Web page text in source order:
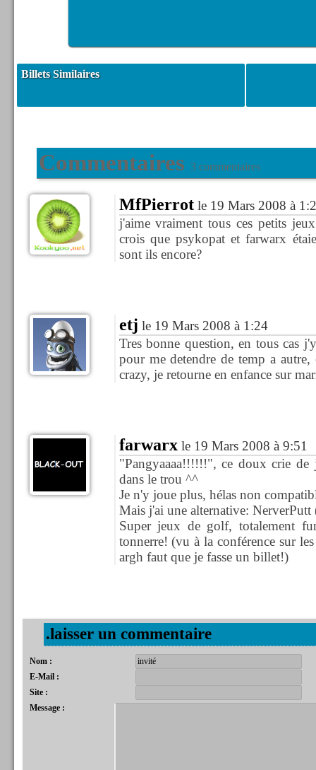
Billets Similaires
Commentaires 3 commentaires
MfPierrotle 19 Mars 2008 à
j'aime vraiment tous ces petits
crois que psykopat et farwarx
sont ils encore?
etj le 19 Mars 2008 à 1:24
Tres bonne question, en tous cas
pour me detendre de temp a
crazy, je retourne en enfance sur
farwarxle 19 Mars 2008 à 9:51
"Pangyaaaa!!!!!!", ce doux crie
dans le trou ^^
Je n'y joue plus, hélas non
Mais j'ai une alternative: NerverPutt
Super jeux de golf, totalement
tonnerre! (vu à la conférence sur
argh faut que je fasse un billet!)
.laisser un commentaire
Nom :
E-Mail :
Site :
Message :